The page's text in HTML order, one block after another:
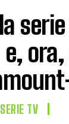
ora,
SERIE TV